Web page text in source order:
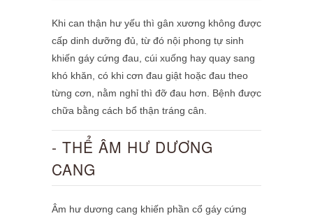
Khi can thận hư yếu thì gân xương không được
cấp dinh dưỡng đủ, từ đó nội phong tự sinh
khiến gáy cứng đau, cúi xuống hay quay sang
khó khăn, có khi cơn đau giật hoặc đau theo
từng cơn, nằm nghỉ thì đỡ đau hơn. Bệnh được
chữa bằng cách bổ thận tráng cân.
- THỂ ÂM HƯ DƯƠNG
CANG
Âm hư dương cang khiến phần cổ gáy cứng